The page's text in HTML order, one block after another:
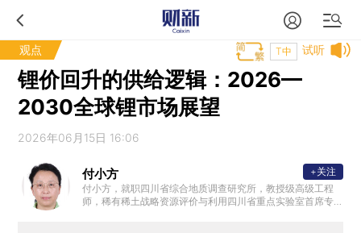
观点 试听
T中
锂价回升的供给逻辑：2026—
2030全球锂市场展望
2026年06月15日 16:06
付小方
付小方，就职四川省综合地质调查研究所，教授级高级工程
师，稀有稀土战略资源评价与利用四川省重点实验室首席专
+关注